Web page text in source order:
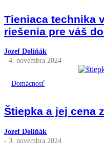
Tieniaca technika
riešenia pre váš
Jozef Doliňák
- 4. novembra 2024
Domácnosť
Štiepka a jej cena
Jozef Doliňák
- 3. novembra 2024